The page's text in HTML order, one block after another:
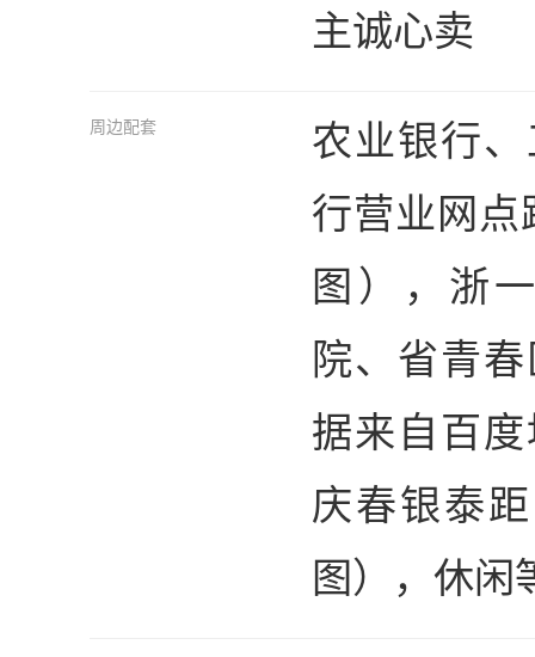
主诚心卖
周边配套
农业银行
行营业网点
图），浙
院、省青
据来自百
庆春银泰
图），休闲